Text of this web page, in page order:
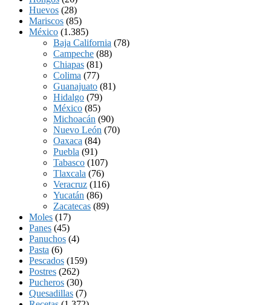
Huevos (28)
Mariscos (85)
México (1.385)
Baja California (78)
Campeche (88)
Chiapas (81)
Colima (77)
Guanajuato (81)
Hidalgo (79)
México (85)
Michoacán (90)
Nuevo León (70)
Oaxaca (84)
Puebla (91)
Tabasco (107)
Tlaxcala (76)
Veracruz (116)
Yucatán (86)
Zacatecas (89)
Moles (17)
Panes (45)
Panuchos (4)
Pasta (6)
Pescados (159)
Postres (262)
Pucheros (30)
Quesadillas (7)